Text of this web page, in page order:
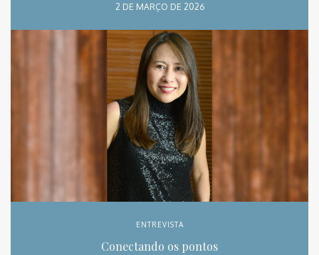
2 DE MARÇO DE 2026
ENTREVISTA
Conectando os pontos